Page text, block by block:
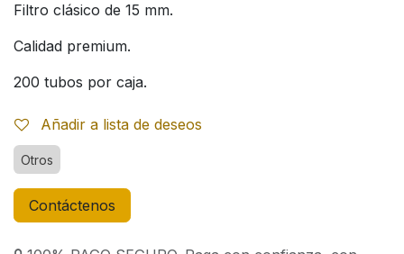
Filtro clásico de 15 mm.
Calidad premium.
200 tubos por caja.
Añadir a lista de deseos
Otros
Contáctenos